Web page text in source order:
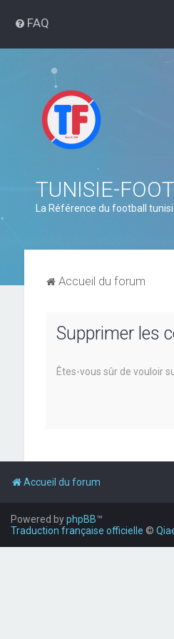
FAQ
TUNISIE-FOOT
La Référence du football
Accueil du forum
Supprimer les
Êtes-vous sûr de vouloir
Accueil du forum
Powered byphpBB™
Traduction française officielle ©